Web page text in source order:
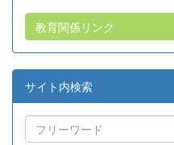
教育関係リンク
サイト内検索